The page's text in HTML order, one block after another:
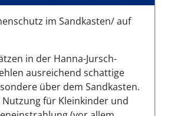
im Sandkasten/ auf
in der Hanna-Jursch-
ausreichend schattige
über dem Sandkasten.
für Kleinkinder und